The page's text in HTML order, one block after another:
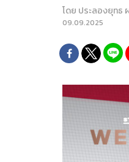
โดย ประลองยุทธ
09.09.2025